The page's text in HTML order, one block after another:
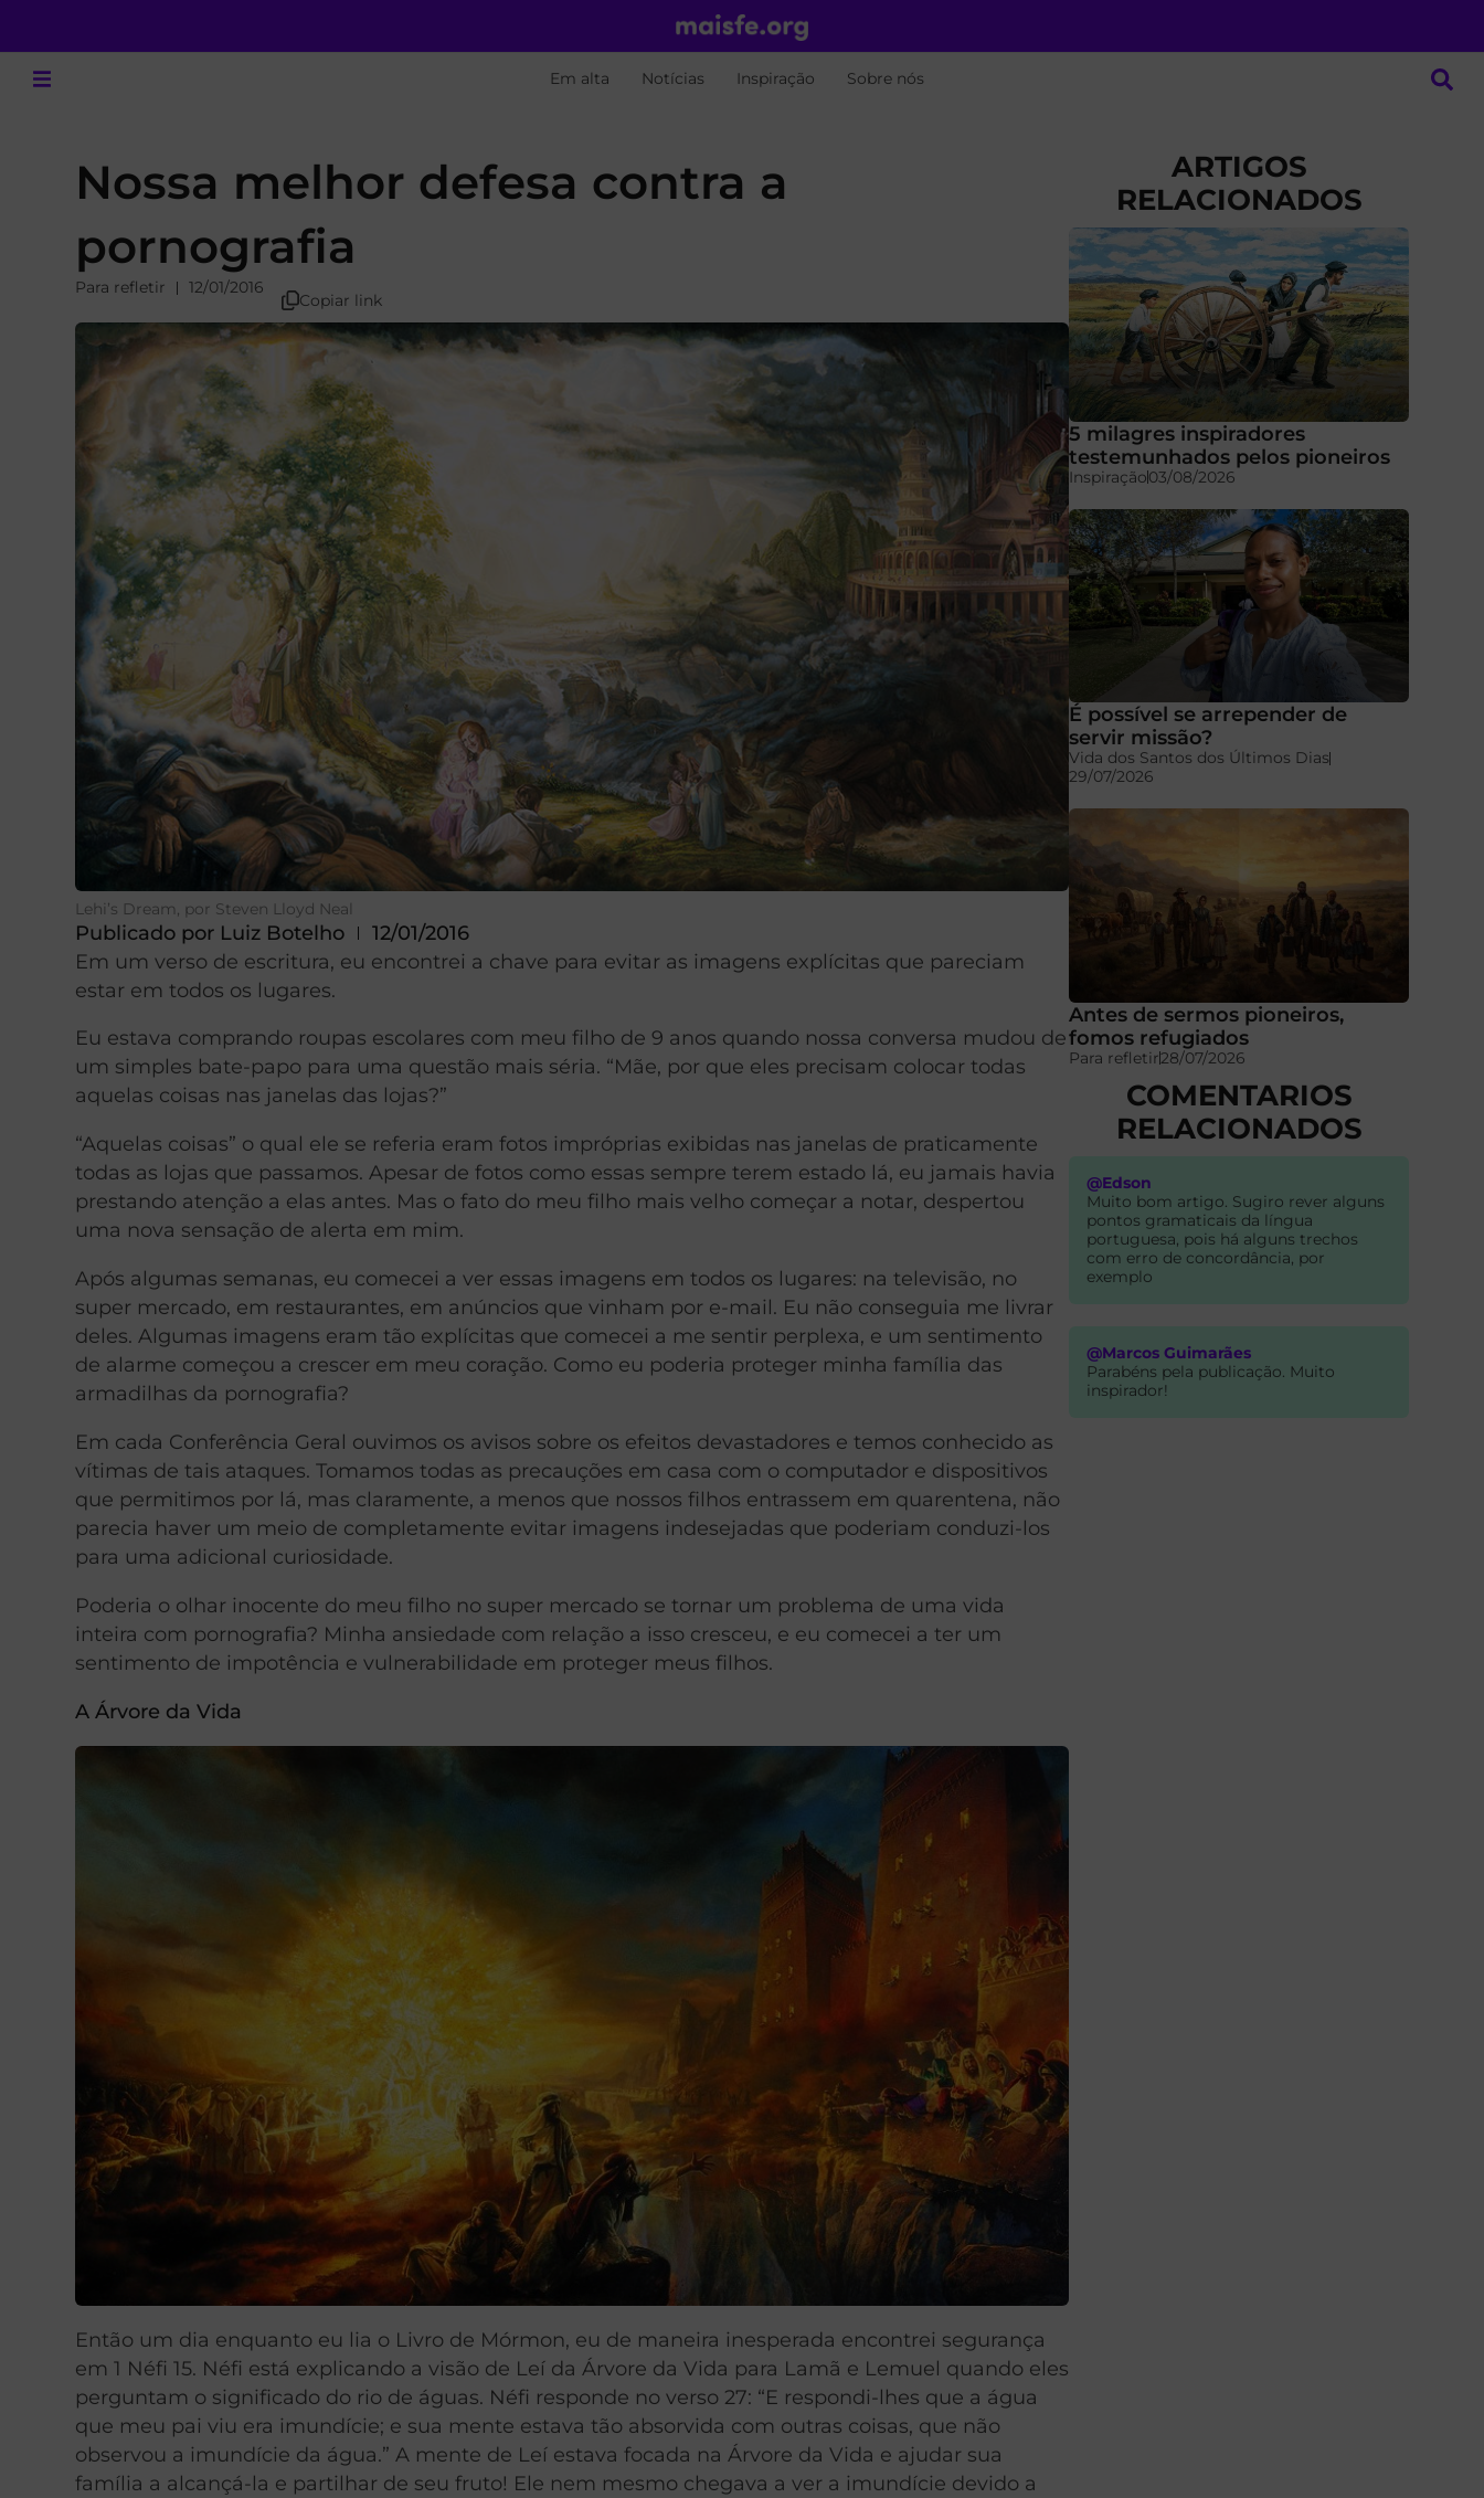
Em alta Notícias Inspiração Sobre nós
Nossa melhor defesa contra a
pornografia
Para refletir 12/01/2016
Copiar link
Lehi’s Dream, por Steven Lloyd Neal
Publicado por Luiz Botelho
12/01/2016
Em um verso de escritura, eu encontrei a chave para evitar as imagens explícitas que pareciam
estar em todos os lugares.
Eu estava comprando roupas escolares com meu filho de 9 anos quando nossa conversa mudou de
um simples bate-papo para uma questão mais séria. “Mãe, por que eles precisam colocar todas
aquelas coisas nas janelas das lojas?”
“Aquelas coisas” o qual ele se referia eram fotos impróprias exibidas nas janelas de praticamente
todas as lojas que passamos. Apesar de fotos como essas sempre terem estado lá, eu jamais havia
prestando atenção a elas antes. Mas o fato do meu filho mais velho começar a notar, despertou
uma nova sensação de alerta em mim.
Após algumas semanas, eu comecei a ver essas imagens em todos os lugares: na televisão, no
super mercado, em restaurantes, em anúncios que vinham por e-mail. Eu não conseguia me livrar
deles. Algumas imagens eram tão explícitas que comecei a me sentir perplexa, e um sentimento
de alarme começou a crescer em meu coração. Como eu poderia proteger minha família das
armadilhas da pornografia?
Em cada Conferência Geral ouvimos os avisos sobre os efeitos devastadores e temos conhecido as
vítimas de tais ataques. Tomamos todas as precauções em casa com o computador e dispositivos
que permitimos por lá, mas claramente, a menos que nossos filhos entrassem em quarentena, não
parecia haver um meio de completamente evitar imagens indesejadas que poderiam conduzi-los
para uma adicional curiosidade.
Poderia o olhar inocente do meu filho no super mercado se tornar um problema de uma vida
inteira com pornografia? Minha ansiedade com relação a isso cresceu, e eu comecei a ter um
sentimento de impotência e vulnerabilidade em proteger meus filhos.
A Árvore da Vida
Então um dia enquanto eu lia o Livro de Mórmon, eu de maneira inesperada encontrei segurança
em 1 Néfi 15. Néfi está explicando a visão de Leí da Árvore da Vida para Lamã e Lemuel quando eles
perguntam o significado do rio de águas. Néfi responde no verso 27: “E respondi-lhes que a água
que meu pai viu era imundície; e sua mente estava tão absorvida com outras coisas, que não
observou a imundície da água.” A mente de Leí estava focada na Árvore da Vida e ajudar sua
família a alcançá-la e partilhar de seu fruto! Ele nem mesmo chegava a ver a imundície devido a
ARTIGOS
RELACIONADOS
5 milagres inspiradores
testemunhados pelos pioneiros
Inspiração03/08/2026
É possível se arrepender de
servir missão?
Vida dos Santos dos Últimos Dias
29/07/2026
Antes de sermos pioneiros,
fomos refugiados
Para refletir28/07/2026
COMENTARIOS
RELACIONADOS
@Edson
Muito bom artigo. Sugiro rever alguns
pontos gramaticais da língua
portuguesa, pois há alguns trechos
com erro de concordância, por
exemplo
@Marcos Guimarães
Parabéns pela publicação. Muito
inspirador!